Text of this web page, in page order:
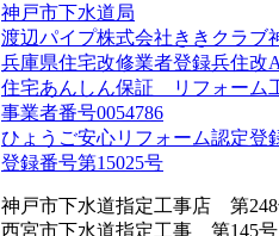
神戸市下水道局
渡辺パイプ株式会社ききクラブ
兵庫県住宅改修業者登録兵住改
住宅あんしん保証 リフォーム
事業者番号0054786
ひょうご安心リフォーム認定登
登録番号第15025号
神戸市下水道指定工事店 第
西宮市下水道指定工事 第145号